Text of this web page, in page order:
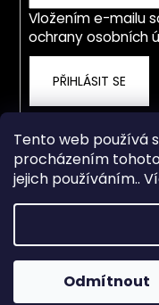
Tento web používá
procházením
jejich používáním..
Odmítnout
Od 4.5.2026 je
adrese Staré Město 838,
8.00-17.00 hod. PÁ
Vložením e-mailu
ochrany osobních
PŘIHLÁSIT SE
Copyright 2026